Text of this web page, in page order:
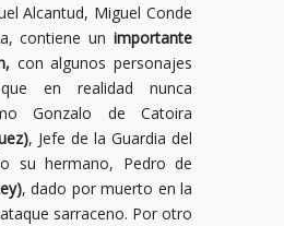
Alcantud, Miguel Conde
contiene un importante
con algunos personajes
en realidad nunca
Gonzalo de Catoira
, Jefe de la Guardia del
su hermano, Pedro de
, dado por muerto en la
sarraceno. Por otro